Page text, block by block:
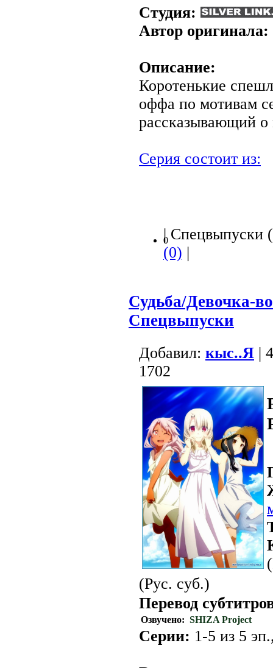
Студия:
Автор оригинала:
Описание:
Коротенькие
оффа по мотивам
рассказывающий
Серия состоит из:
0
| Спецвыпуски
(0) |
Судьба/Девочка-
Спецвыпуски
Добавил: кыс..Я |
1702
(Рус. суб.)
Перевод
Озвучено: SHIZA Project
Серии: 1-5 из 5